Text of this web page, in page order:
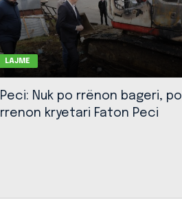
LAJME
Peci: Nuk po rrënon bageri, po
rrenon kryetari Faton Peci